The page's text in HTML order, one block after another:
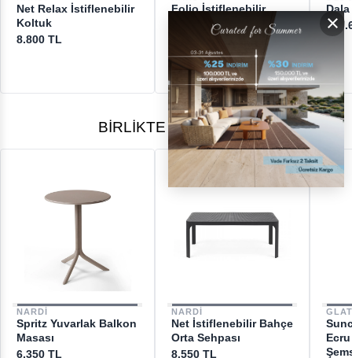
Net Relax İstiflenebilir
Koltuk
8.800 TL
Folio İstiflenebilir
12.650 TL
BIRLIKTE ALINANLAR
NARDI
Spritz Yuvarlak Balkon
Masası
6.350 TL
NARDI
Net İstiflenebilir Bahçe
Orta Sehpası
8.550 TL
Ecru
×